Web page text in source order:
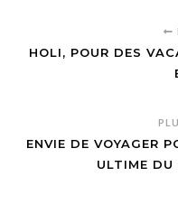
HOLI, POUR DES
ENVIE DE VOYAGER
ULTIME DU